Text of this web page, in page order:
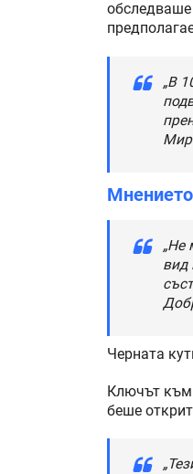
обследваше
„В
„Не
вид
Черната
Ключът към
беше